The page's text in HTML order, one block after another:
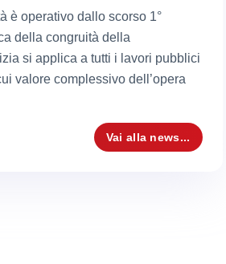
è operativo dallo scorso 1°
della congruità della
si applica a tutti i lavori pubblici
valore complessivo dell’opera
Vai alla news...